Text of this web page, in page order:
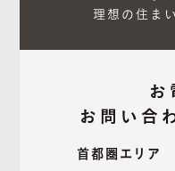
理想の住ま
お
お問い合
首都圏エリ